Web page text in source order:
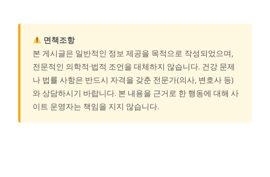
면책조항
본 게시글은 일반적인 정보 제공을 목적으로 작성되었으며,
전문적인 의학적·법적 조언을 대체하지 않습니다. 건강 문제
나 법률 사항은 반드시 자격을 갖춘 전문가(의사, 변호사 등)
와 상담하시기 바랍니다. 본 내용을 근거로 한 행동에 대해 사
이트 운영자는 책임을 지지 않습니다.